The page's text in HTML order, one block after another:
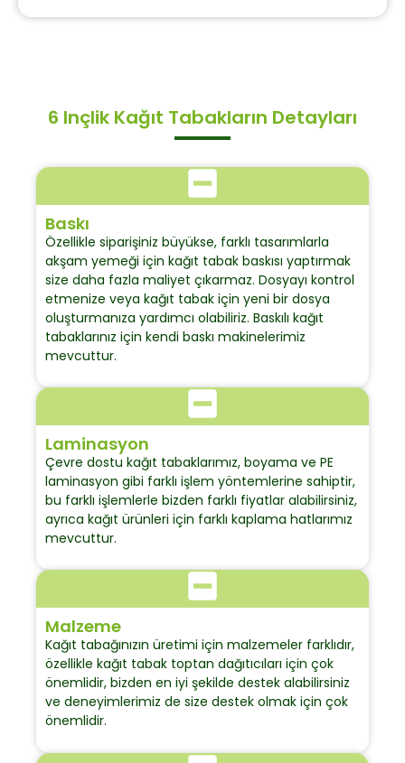
6 Inçlik Kağıt Tabakların Detayları
Baskı
Özellikle siparişiniz büyükse, farklı tasarımlarla
akşam yemeği için kağıt tabak baskısı yaptırmak
size daha fazla maliyet çıkarmaz. Dosyayı kontrol
etmenize veya kağıt tabak için yeni bir dosya
oluşturmanıza yardımcı olabiliriz. Baskılı kağıt
tabaklarınız için kendi baskı makinelerimiz
mevcuttur.
Laminasyon
Çevre dostu kağıt tabaklarımız, boyama ve PE
laminasyon gibi farklı işlem yöntemlerine sahiptir,
bu farklı işlemlerle bizden farklı fiyatlar alabilirsiniz,
ayrıca kağıt ürünleri için farklı kaplama hatlarımız
mevcuttur.
Malzeme
Kağıt tabağınızın üretimi için malzemeler farklıdır,
özellikle kağıt tabak toptan dağıtıcıları için çok
önemlidir, bizden en iyi şekilde destek alabilirsiniz
ve deneyimlerimiz de size destek olmak için çok
önemlidir.